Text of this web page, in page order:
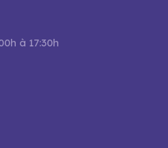
à 17:30h